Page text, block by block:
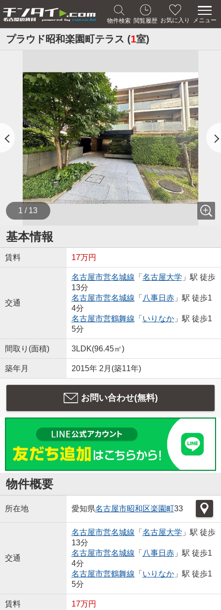
物件検索 閲覧履歴 お気に入り メニュー
プラウド昭和楽園町テラス (1室)
1 / 13
基本情報
賃料 17万円
交通
名古屋市営名城線 「 名古屋大学 」駅 徒歩
13分
名古屋市営名城線 「 八事日赤」駅 徒歩1
4分
名古屋市営鶴舞線 「 いりなか」駅 徒歩1
5分
間取り(面積) 3LDK(96.45㎡)
築年月 2015年 2月(築11年)
お問い合わせ(無料)
物件概要
所在地 愛知県名古屋市昭和区楽園町33
交通
名古屋市営名城線 「 名古屋大学 」駅 徒歩
13分
名古屋市営名城線 「 八事日赤」駅 徒歩1
4分
名古屋市営鶴舞線 「 いりなか」駅 徒歩1
5分
賃料 17万円